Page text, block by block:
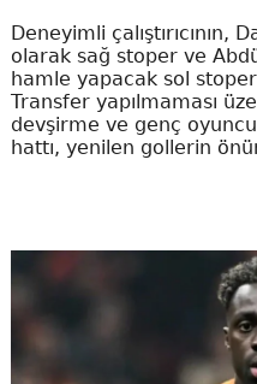
Deneyimli çalıştırıcının,
olarak sağ stoper ve
hamle yapacak sol
Transfer yapılmaması
devşirme ve genç
hattı, yenilen gollerin